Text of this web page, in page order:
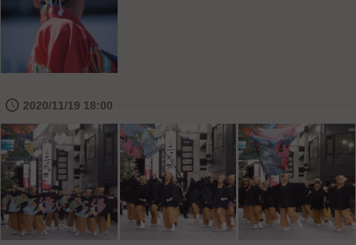
🕔 2020/11/19 18:00